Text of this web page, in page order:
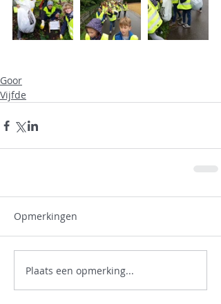
Goor
Vijfde
Opmerkingen
Plaats een opmerking...